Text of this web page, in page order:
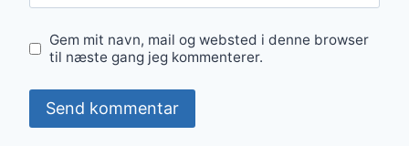
Gem mit navn, mail og websted i denne browser
til næste gang jeg kommenterer.